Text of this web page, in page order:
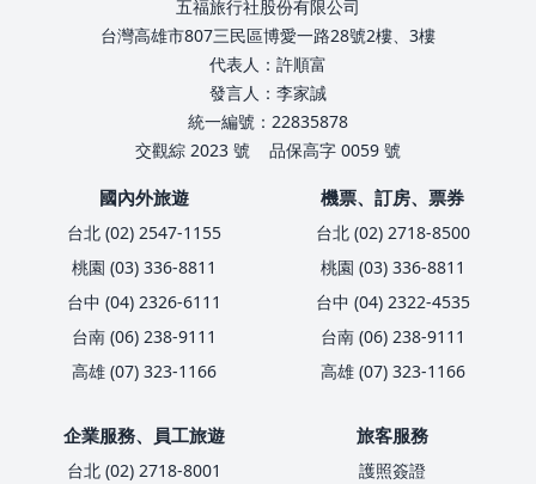
五福旅行社股份有限公司
台灣高雄市807三民區博愛一路28號2樓、3樓
代表人：許順富
發言人：李家誠
統一編號：22835878
交觀綜 2023 號
品保高字 0059 號
國內外旅遊
台北 (02) 2547-1155
桃園 (03) 336-8811
台中 (04) 2326-6111
台南 (06) 238-9111
高雄 (07) 323-1166
機票、訂房、票券
台北 (02) 2718-8500
桃園 (03) 336-8811
台中 (04) 2322-4535
台南 (06) 238-9111
高雄 (07) 323-1166
企業服務、員工旅遊
台北 (02) 2718-8001
旅客服務
護照簽證